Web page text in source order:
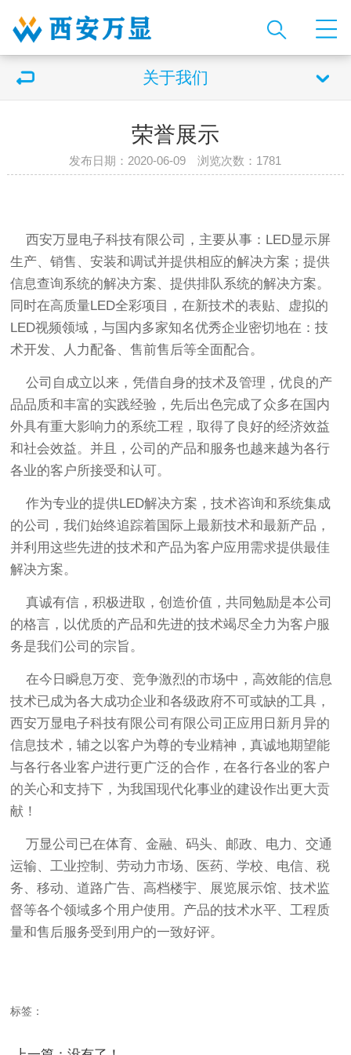
关于我们
荣誉展示
发布日期：2020-06-09 浏览次数： 1781
西安万显电子科技有限公司，主要从事：LED显示屏
生产、销售、安装和调试并提供相应的解决方案；提供
信息查询系统的解决方案、提供排队系统的解决方案。
同时在高质量LED全彩项目，在新技术的表贴、虚拟的
LED视频领域，与国内多家知名优秀企业密切地在：技
术开发、人力配备、售前售后等全面配合。
公司自成立以来，凭借自身的技术及管理，优良的产
品品质和丰富的实践经验，先后出色完成了众多在国内
外具有重大影响力的系统工程，取得了良好的经济效益
和社会效益。并且，公司的产品和服务也越来越为各行
各业的客户所接受和认可。
作为专业的提供LED解决方案，技术咨询和系统集成
的公司，我们始终追踪着国际上最新技术和最新产品，
并利用这些先进的技术和产品为客户应用需求提供最佳
解决方案。
真诚有信，积极进取，创造价值，共同勉励是本公司
的格言，以优质的产品和先进的技术竭尽全力为客户服
务是我们公司的宗旨。
在今日瞬息万变、竞争激烈的市场中，高效能的信息
技术已成为各大成功企业和各级政府不可或缺的工具，
西安万显电子科技有限公司有限公司正应用日新月异的
信息技术，辅之以客户为尊的专业精神，真诚地期望能
与各行各业客户进行更广泛的合作，在各行各业的客户
的关心和支持下，为我国现代化事业的建设作出更大贡
献！
万显公司已在体育、金融、码头、邮政、电力、交通
运输、工业控制、劳动力市场、医药、学校、电信、税
务、移动、道路广告、高档楼宇、展览展示馆、技术监
督等各个领域多个用户使用。产品的技术水平、工程质
量和售后服务受到用户的一致好评。
标签：